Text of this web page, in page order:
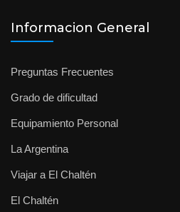
Informacion General
Preguntas Frecuentes
Grado de dificultad
Equipamiento Personal
La Argentina
Viajar a El Chaltén
El Chaltén